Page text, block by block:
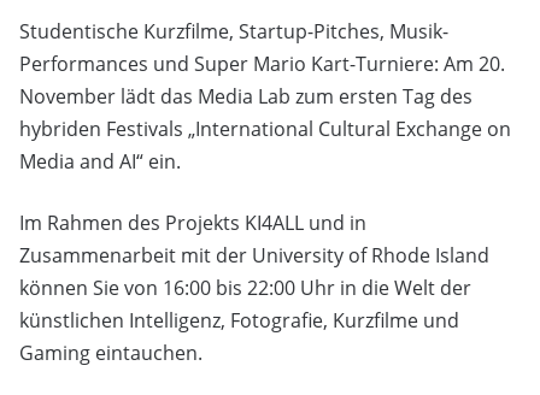
Studentische Kurzfilme, Startup-Pitches, Musik-
Performances und Super Mario Kart-Turniere: Am 20.
November lädt das Media Lab zum ersten Tag des
hybriden Festivals „International Cultural Exchange on
Media and AI“ ein.
Im Rahmen des Projekts KI4ALL und in
Zusammenarbeit mit der University of Rhode Island
können Sie von 16:00 bis 22:00 Uhr in die Welt der
künstlichen Intelligenz, Fotografie, Kurzfilme und
Gaming eintauchen.